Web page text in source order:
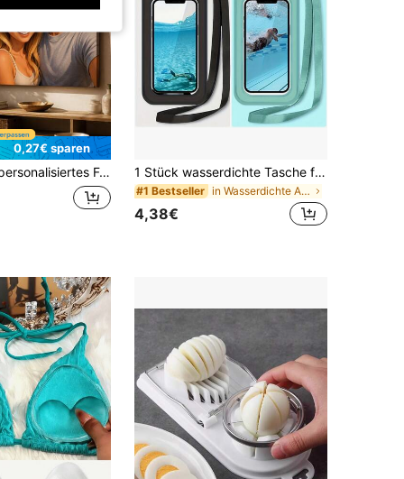
0,27€ sparen
in Landschafts-See-Leinwandkunst, Wohnzimmer, Schlafzimmer, Hochzeit, Jahrestag, Geburtstag, Einweihungsgeschenk, individuelle Wanddekoration, hochwertiger Leinwanddruck 1 Stück wasserdichte Tasche für Mobiltelefone, dicker Kunststoff-Trocknungstasche für Sommer-Outdoor, wasserdichte Hülle zum Tauchen, Schwimmen, Mobiltelefon, Strände, Kreuzfahrten und Poolpartys, leichte Handyhülle für den Sommer, kompatibel mit empfindlichen Touchscreens
#1 Bestseller in Wasserdichte Aufbewahrungstaschen
4,38€